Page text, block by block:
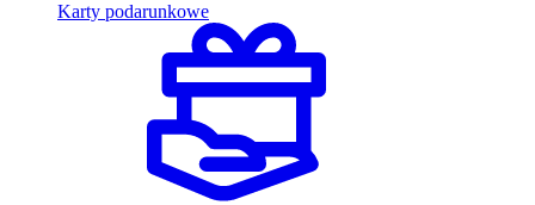
Karty podarunkowe